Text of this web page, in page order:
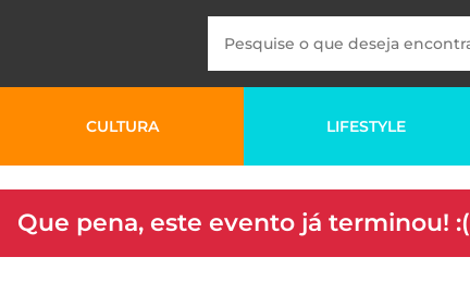
CULTURA LIFESTYLE
Que pena, este evento já terminou! :(